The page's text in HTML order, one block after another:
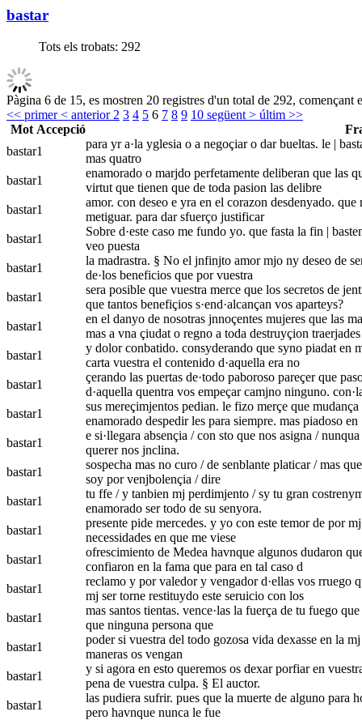
bastar
Tots els trobats: 292
Pàgina 6 de 15, es mostren 20 registres d'un total de 292, començant
<< primer< anterior 2 3 4 5 6 7 8 9 10 següent > últim >>
Mot Accepció
bastar1
para yr a·la yglesia o a negoçiar o dar bueltas. le |
mas quatro
bastar1
enamorado o marjdo perfetamente deliberan que las
virtut que tienen que de toda pasion las delibre
bastar1
amor. con deseo e yra en el corazon desdenyado.
metiguar. para dar sfuerço justificar
bastar1
Sobre d·este caso me fundo yo. que fasta la fin |
veo puesta
bastar1
la madrastra. § No el jnfinjto amor mjo ny deseo de
de·los beneficios que por vuestra
bastar1
sera posible que vuestra merce que los secretos de
que tantos benefiçios s·end·alcançan vos aparteys?
bastar1
en el danyo de nosotras jnnoçentes mujeres que las
mas a vna çiudat o regno a toda destruyçion traerjades
bastar1
y dolor conbatido. consyderando que syno piadat en
carta vuestra el contenido d·aquella era no
bastar1
çerando las puertas de·todo paboroso pareçer que
d·aquella quentra vos empeçar camjno ninguno.
bastar1
sus mereçimjentos pedian. le fizo merçe que
enamorado despedir les para siempre. mas piadoso en
bastar1
e si·llegara absençia / con sto que nos asigna /
querer nos jnclina.
bastar1
sospecha mas no curo / de senblante platicar / mas
soy por venjbolençia / dire
bastar1
tu ffe / y tanbien mj perdimjento / sy tu gran
enamorado ser todo de su senyora.
bastar1
presente pide mercedes. y yo con este temor de por
necessidades en que me viese
bastar1
ofrescimiento de Medea havnque algunos dudaron
confiaron en la fama que para en tal caso d
bastar1
reclamo y por valedor y vengador d·ellas vos rruego
mj ser torne restituydo este seruicio con los
bastar1
mas santos tientas. vence·las la fuerça de tu fuego
que ninguna persona que
bastar1
poder si vuestra del todo gozosa vida dexasse en la
maneras os vengan
bastar1
y si agora en esto queremos os dexar porfiar en
pena de vuestra culpa. § El auctor.
bastar1
las pudiera sufrir. pues que la muerte de alguno para
pero havnque nunca le fue